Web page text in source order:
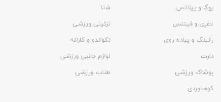
یوگا و پیلاتس
شنا
لاغری و فیتنس
تزئینی ورزشی
رانینگ و پیاده روی
تکواندو و کاراته
دارت
لوازم جانبی ورزشی
پوشاک ورزشی
طناب ورزشی
کوهنوردی